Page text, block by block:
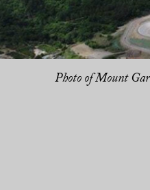
Photo of Mount